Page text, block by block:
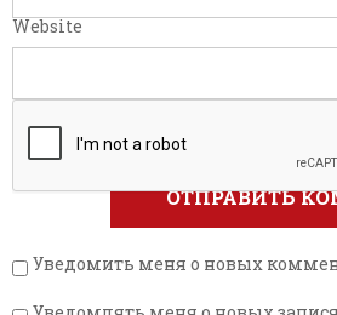
Website
Уведомить меня о новых